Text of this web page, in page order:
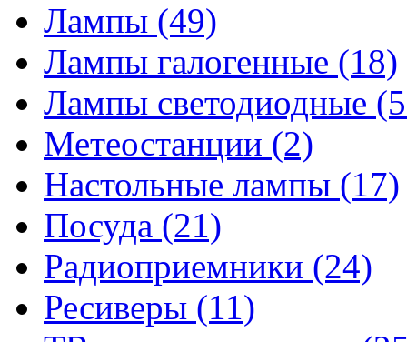
Лампы (49)
Лампы галогенные (18)
Лампы светодиодные
Метеостанции (2)
Настольные лампы (17)
Посуда (21)
Радиоприемники (24)
Ресиверы (11)